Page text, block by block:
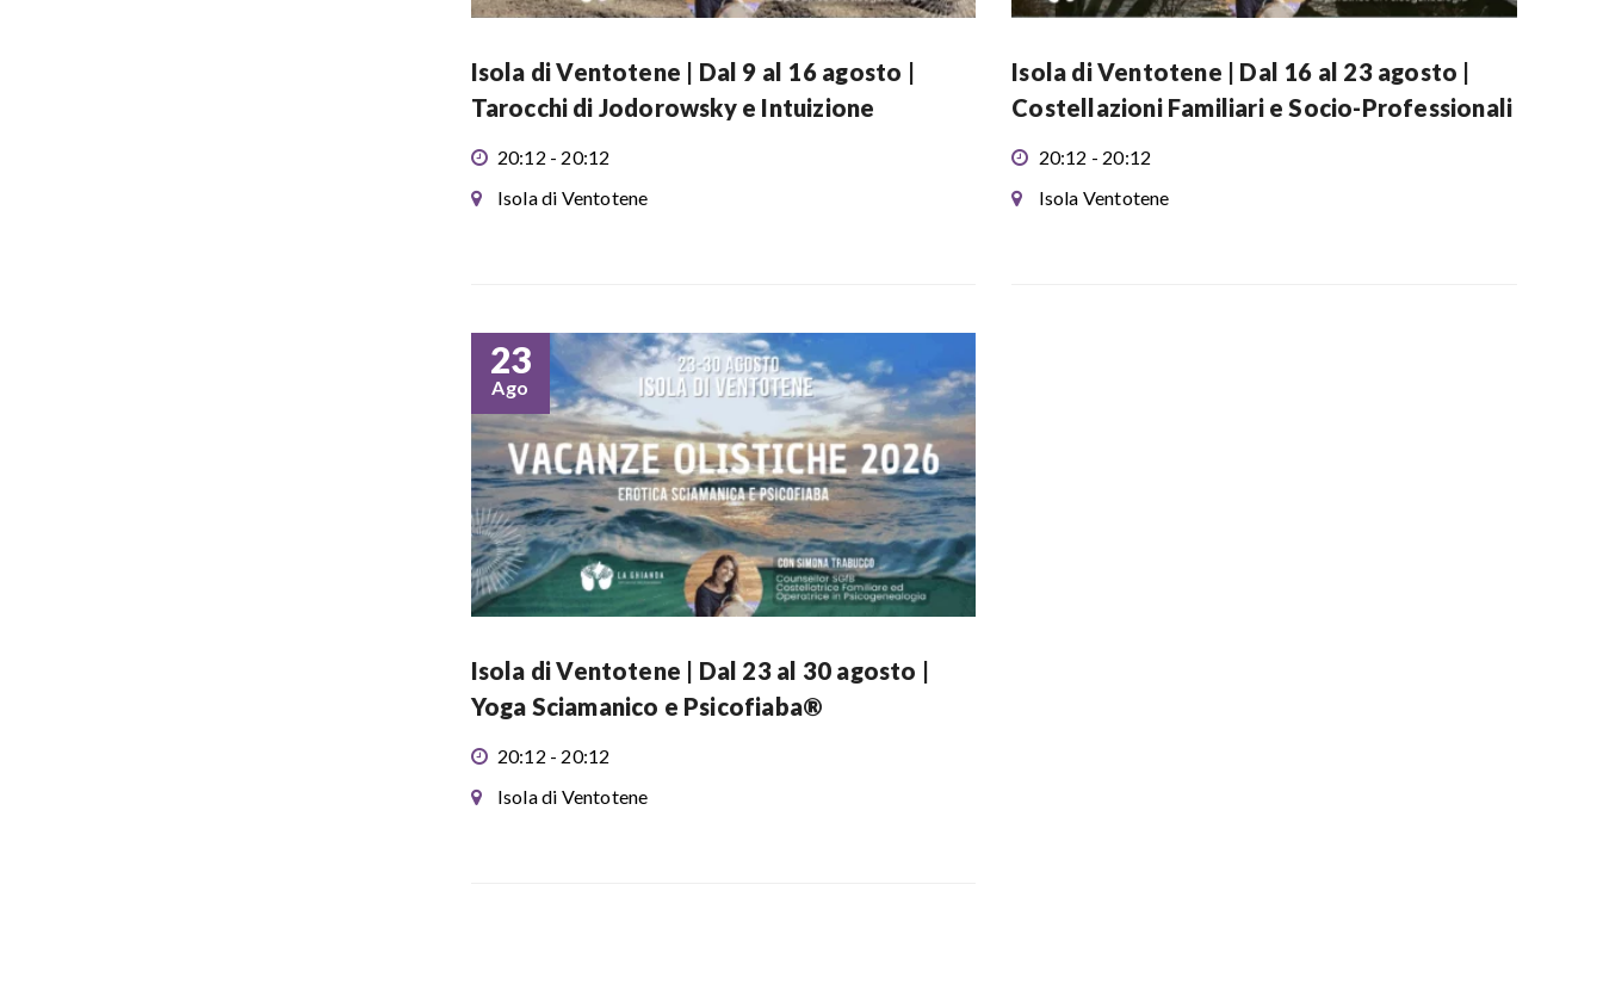
Isola di Ventotene | Dal 9 al 16 agosto |
Tarocchi di Jodorowsky e Intuizione
20:12 - 20:12
Isola di Ventotene
Isola di Ventotene | Dal 16 al 23 agosto |
Costellazioni Familiari e Socio-Professionali
20:12 - 20:12
Isola Ventotene
23
Ago
Isola di Ventotene | Dal 23 al 30 agosto |
Yoga Sciamanico e Psicofiaba®
20:12 - 20:12
Isola di Ventotene